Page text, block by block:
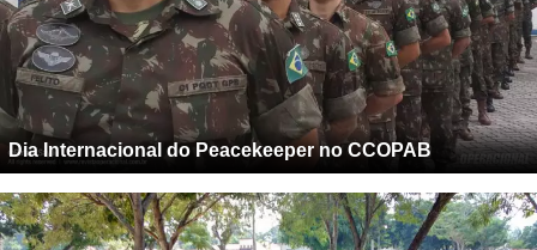
Dia Internacional do Peacekeeper no CCOPAB